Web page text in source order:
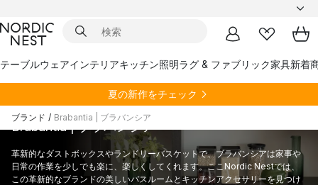
テーブルウェアインテリアキッチン照明ラグ & ファブリック家具新着
夏の新作をチェック
ブランド / Brabantia | ブラバンシア
Brabantia | ブラバンシア
革新的なダストボックスやランドリーバスケットで、ブラバンシアは家事や
日常の作業を少しでも楽に、楽しくしてくれます。ここNordic Nestでは、
この革新的なブランドの美しいバスルームとキッチンアクセサリーを見つけ